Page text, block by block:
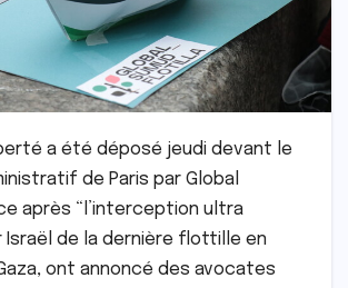
a été déposé jeudi devant le
de Paris par Global
après “l’interception ultra
Israël de la dernière flottille en
ont annoncé des avocates